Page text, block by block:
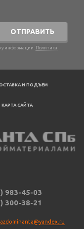
ОТПРАВИТЬ
информации. Политика
И ПОДЪЕМ
КАРТА САЙТА
983-45-03
300-38-21